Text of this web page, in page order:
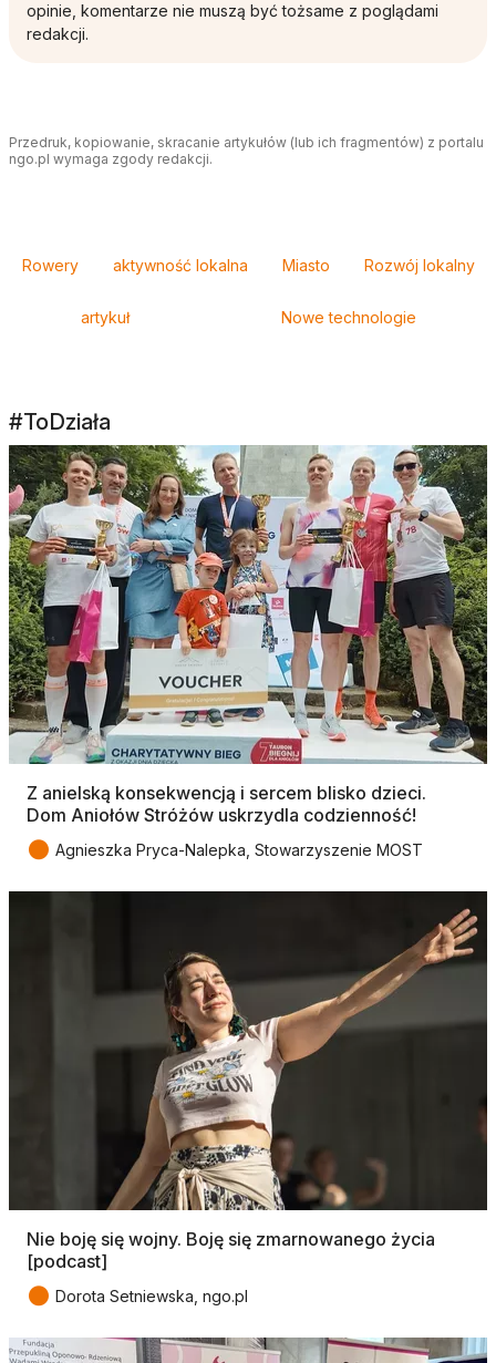
opinie, komentarze nie muszą być tożsame z poglądami
redakcji.
Przedruk, kopiowanie, skracanie artykułów (lub ich fragmentów) z portalu
ngo.pl wymaga zgody redakcji.
Rowery aktywność lokalna Miasto Rozwój lokalny
artykuł Nowe technologie
#ToDziała
Z anielską konsekwencją i sercem blisko dzieci.
Dom Aniołów Stróżów uskrzydla codzienność!
● Agnieszka Pryca-Nalepka, Stowarzyszenie MOST
Nie boję się wojny. Boję się zmarnowanego życia
[podcast]
● Dorota Setniewska, ngo.pl